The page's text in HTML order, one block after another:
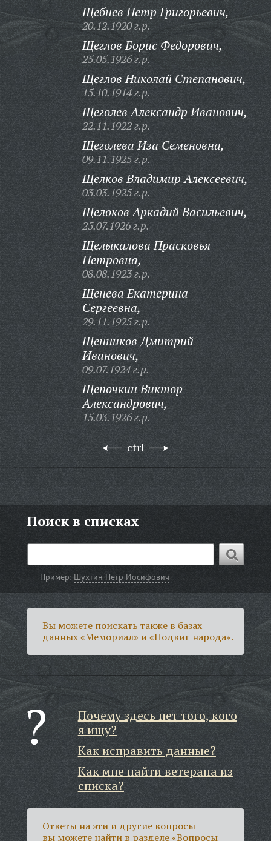
Щебнев Петр Григорьевич,
20.12.1920 г.р.
Щеглов Борис Федорович,
25.05.1926 г.р.
Щеглов Николай Степанович,
15.10.1914 г.р.
Щеголев Александр Иванович,
22.11.1922 г.р.
Щеголева Иза Семеновна,
09.11.1925 г.р.
Щелков Владимир Алексеевич,
03.03.1925 г.р.
Щелоков Аркадий Васильевич,
25.07.1926 г.р.
Щелыкалова Прасковья
Петровна,
08.08.1923 г.р.
Щенева Екатерина
Сергеевна,
29.11.1925 г.р.
Щенников Дмитрий
Иванович,
09.07.1924 г.р.
Щепочкин Виктор
Александрович,
15.03.1926 г.р.
ctrl
Поиск в списках
Пример: Шухтин Петр Иосифович
Вы можете поискать также в базах
данных «Мемориал» и «Подвиг народа».
Почему здесь нет того, кого
я ищу?
Как исправить данные?
Как мне найти ветерана из
списка?
Ответы на эти и другие вопросы
вы можете найти в разделе«Вопросы